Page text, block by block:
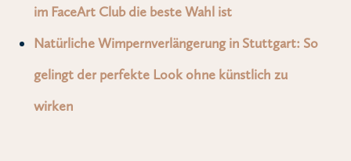
im FaceArt Club die beste Wahl ist
Natürliche Wimpernverlängerung in Stuttgart: So
gelingt der perfekte Look ohne künstlich zu
wirken